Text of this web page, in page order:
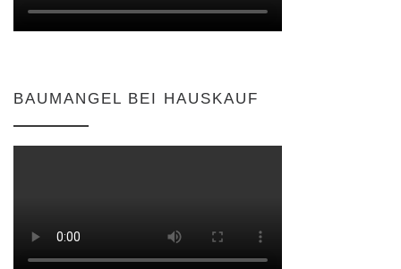
BAUMANGEL BEI HAUSKAUF